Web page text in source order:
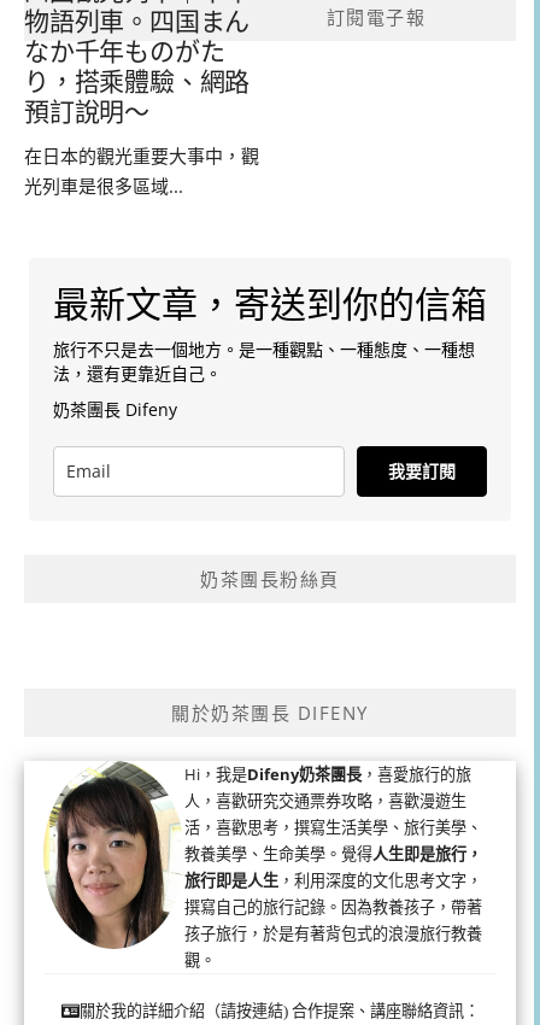
物語列車。四国まん
なか千年ものがた
り，搭乘體驗、網路
預訂說明～
在日本的觀光重要大事中，觀
光列車是很多區域...
訂閱電子報
最新文章，寄送到你的信箱
旅行不只是去一個地方。是一種觀點、一種態度、一種想
法，還有更靠近自己。
奶茶團長 Difeny
我要訂閱
奶茶團長粉絲頁
關於奶茶團長 DIFENY
Hi，我是Difeny奶茶團長 ，喜愛旅行的旅
人，喜歡研究交通票券攻略，喜歡漫遊生
活，喜歡思考，撰寫生活美學、旅行美學、
教養美學、生命美學。覺得人生即是旅行，
旅行即是人生 ，利用深度的文化思考文字，
撰寫自己的旅行記錄。因為教養孩子，帶著
孩子旅行，於是有著背包式的浪漫旅行教養
觀。
關於我的詳細介紹（請按連結)合作提案、講座聯絡資訊：